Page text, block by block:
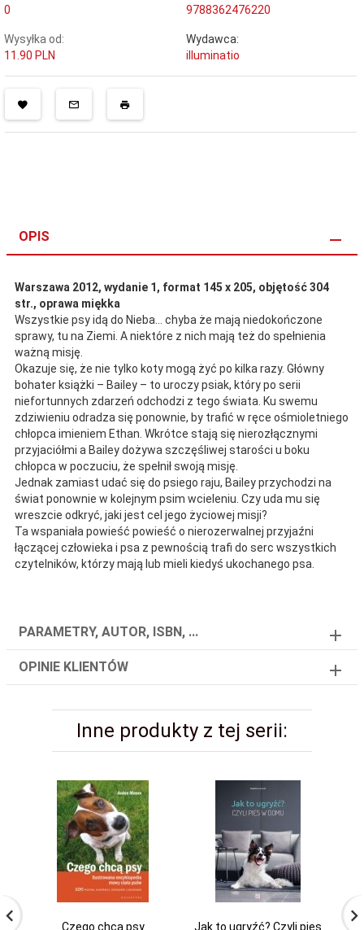
0
9788362476220
Wysyłka od:
11.90 PLN
Wydawca:
illuminatio
OPIS
Warszawa 2012, wydanie 1, format 145 x 205, objętość 304
str., oprawa miękka
Wszystkie psy idą do Nieba… chyba że mają niedokończone
sprawy, tu na Ziemi. A niektóre z nich mają też do spełnienia
ważną misję.
Okazuje się, że nie tylko koty mogą żyć po kilka razy. Główny
bohater książki – Bailey – to uroczy psiak, który po serii
niefortunnych zdarzeń odchodzi z tego świata. Ku swemu
zdziwieniu odradza się ponownie, by trafić w ręce ośmioletniego
chłopca imieniem Ethan. Wkrótce stają się nierozłącznymi
przyjaciółmi a Bailey dożywa szczęśliwej starości u boku
chłopca w poczuciu, że spełnił swoją misję.
Jednak zamiast udać się do psiego raju, Bailey przychodzi na
świat ponownie w kolejnym psim wcieleniu. Czy uda mu się
wreszcie odkryć, jaki jest cel jego życiowej misji?
Ta wspaniała powieść powieść o nierozerwalnej przyjaźni
łączącej człowieka i psa z pewnością trafi do serc wszystkich
czytelników, którzy mają lub mieli kiedyś ukochanego psa.
PARAMETRY, AUTOR, ISBN, ...
OPINIE KLIENTÓW
Inne produkty z tej serii:
Czego chcą psy
Jak to ugryźć? Czyli pies